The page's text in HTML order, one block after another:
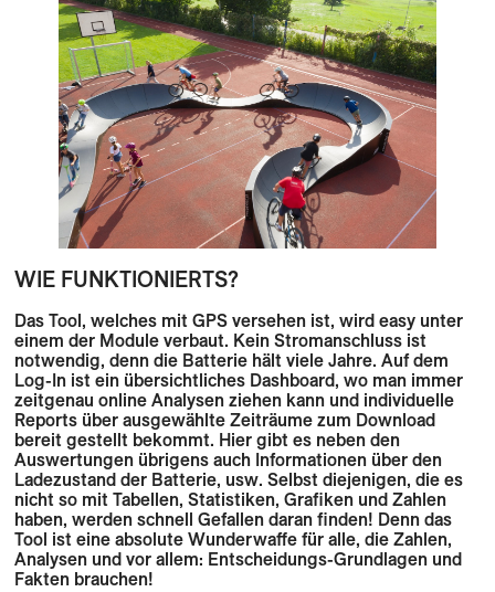
WIE FUNKTIONIERTS?
Das Tool, welches mit GPS versehen ist, wird easy unter
einem der Module verbaut. Kein Stromanschluss ist
notwendig, denn die Batterie hält viele Jahre. Auf dem
Log-In ist ein übersichtliches Dashboard, wo man immer
zeitgenau online Analysen ziehen kann und individuelle
Reports über ausgewählte Zeiträume zum Download
bereit gestellt bekommt. Hier gibt es neben den
Auswertungen übrigens auch Informationen über den
Ladezustand der Batterie, usw. Selbst diejenigen, die es
nicht so mit Tabellen, Statistiken, Grafiken und Zahlen
haben, werden schnell Gefallen daran finden! Denn das
Tool ist eine absolute Wunderwaffe für alle, die Zahlen,
Analysen und vor allem: Entscheidungs-Grundlagen und
Fakten brauchen!